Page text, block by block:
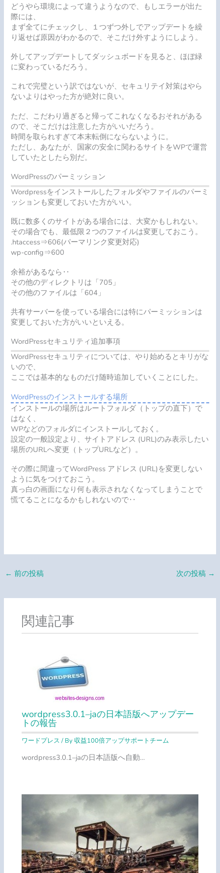
どうやら環境によって違うようなので、もしエラーが出た
際には、
まず全てにチェックし、１つずつ外しでアップデートを繰
り返せば原因がわかるので、そこだけ外すようにしよう。
外してアップデートしてダッシュボードを見ると、ほぼ緑
に変わっているだろう。
これで完璧という訳ではないが、セキュリテイ対策はやら
ないよりはやった方が絶対に良い。
ただ、こだわり過ぎると帰ってこれなくなるおそれがある
ので、そこだけは注意した方がいいだろう。
時間を取られすぎて本末転倒にならないように。
ただし、あなたが、国家の安全に関わるサイトをWPで運営
していたとしたら別だ。
WordPressのパーミッション
Wordpressをインストールしたフォルダやファイルのパーミ
ッションも変更しておいた方がいい。
既に数多くのサイトがある場合には、大変かもしれない。
その場合でも、最低限２つのファイルは変更しておこう。
.htaccess⇒606(パーマリンク変更対応)
wp-config⇒600
余裕があるなら‥
その他のディレクトリは「705」
その他のファイルは「604」
共有サーバーを使っている場合には特にパーミッションは
変更しておいた方がいいといえる。
WordPressセキュリティ追加事項
WordPressセキュリティについては、やり始めるとキリがな
いので、
ここでは基本的なものだけ随時追加していくことにした。
WordPressのインストールする場所
インストールの場所はルートフォルダ（トップの直下）で
はなく、
WPなどのフォルダにインストールしておく。
設定の一般設定より、サイトアドレス (URL)のみ表示したい
場所のURLへ変更（トップURLなど）。
その際に間違ってWordPress アドレス (URL)を変更しない
ように気をつけておこう。
真っ白の画面になり何も表示されなくなってしまうことで
慌てることになるかもしれないので‥
← 前の投稿 次の投稿 →
関連記事
wordpress3.0.1–jaの日本語版へアップデー
トの報告
ワードプレス / By 収益100倍アップサポートチーム
wordpress3.0.1–jaの日本語版へ自動…